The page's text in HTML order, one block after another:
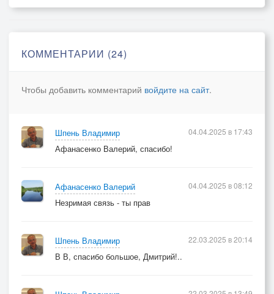
КОММЕНТАРИИ (24)
Чтобы добавить комментарий войдите на сайт.
Шпень Владимир
Афанасенко Валерий, спасибо!
04.04.2025 в 17:43
Афанасенко Валерий
Незримая связь - ты прав
04.04.2025 в 08:12
Шпень Владимир
В В, спасибо большое, Дмитрий!..
22.03.2025 в 20:14